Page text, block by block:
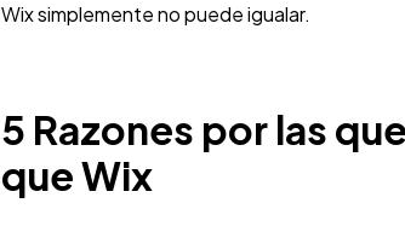
Wix simplemente no puede igualar.
5 Razones por las
que Wix